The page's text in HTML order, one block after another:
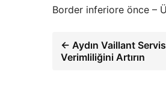
Border inferiore önce –
← Aydın Vaillant Servis
Verimliliğini Artırın